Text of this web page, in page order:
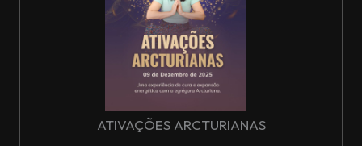
ATIVAÇÕES ARCTURIANAS